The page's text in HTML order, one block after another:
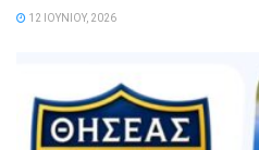
12 ΙΟΥΝΊΟΥ, 2026